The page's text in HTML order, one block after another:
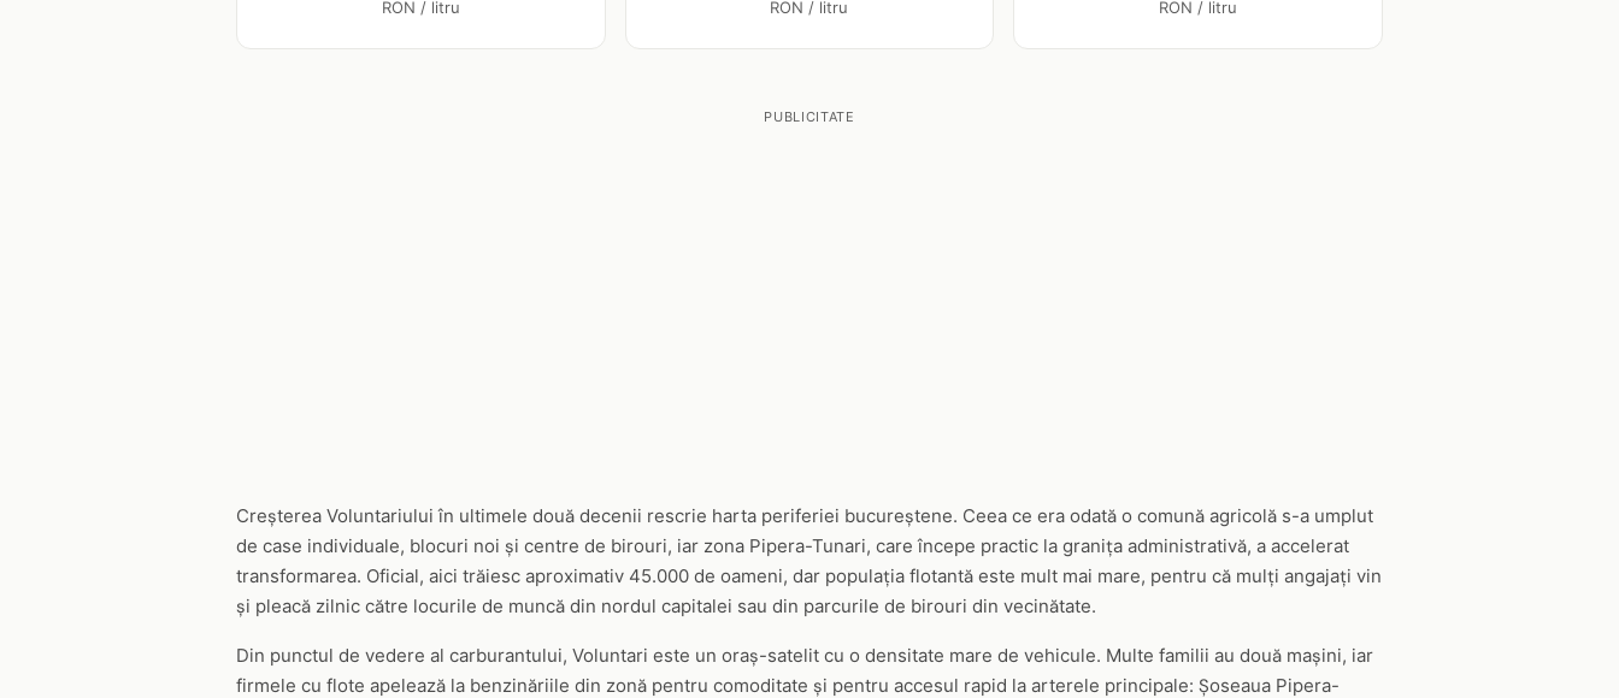
RON / litru RON / litru RON / litru
PUBLICITATE
Creșterea Voluntariului în ultimele două decenii rescrie harta periferiei bucureștene. Ceea ce era odată o comună agricolă s-a umplut
de case individuale, blocuri noi și centre de birouri, iar zona Pipera-Tunari, care începe practic la granița administrativă, a accelerat
transformarea. Oficial, aici trăiesc aproximativ 45.000 de oameni, dar populația flotantă este mult mai mare, pentru că mulți angajați vin
și pleacă zilnic către locurile de muncă din nordul capitalei sau din parcurile de birouri din vecinătate.
Din punctul de vedere al carburantului, Voluntari este un oraș-satelit cu o densitate mare de vehicule. Multe familii au două mașini, iar
firmele cu flote apelează la benzinăriile din zonă pentru comoditate și pentru accesul rapid la arterele principale: Șoseaua Pipera-